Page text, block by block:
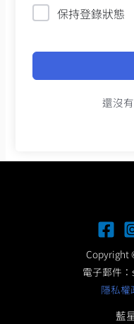
保持登錄狀態
還沒
Copyright
電子郵件：
隱私權
藍